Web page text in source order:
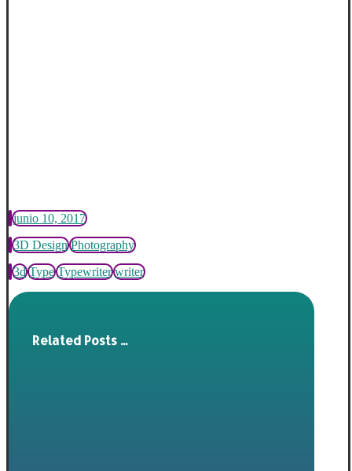
junio 10, 2017
3D Design Photography
3d Type Typewriter writer
Related Posts ...